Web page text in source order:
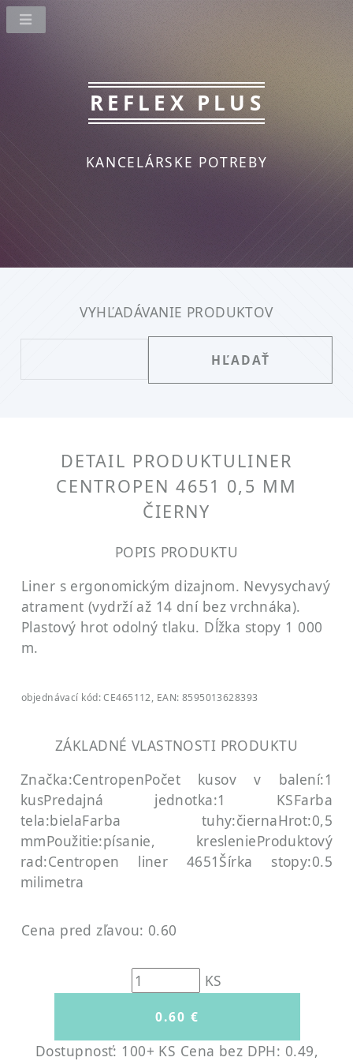
REFLEX PLUS
KANCELÁRSKE POTREBY
VYHĽADÁVANIE PRODUKTOV
DETAIL PRODUKTU LINER
CENTROPEN 4651 0,5 MM
ČIERNY
POPIS PRODUKTU
Liner s ergonomickým dizajnom. Nevysychavý
atrament (vydrží až 14 dní bez vrchnáka).
Plastový hrot odolný tlaku. Dĺžka stopy 1 000
m.
objednávací kód: CE465112, EAN: 8595013628393
ZÁKLADNÉ VLASTNOSTI PRODUKTU
Značka:CentropenPočet kusov v balení:1
kusPredajná jednotka:1 KSFarba
tela:bielaFarba tuhy:čiernaHrot:0,5
mmPoužitie:písanie, kreslenieProduktový
rad:Centropen liner 4651 Šírka stopy:0.5
milimetra
Cena pred zľavou: 0.60
KS
Dostupnosť: 100+ KS Cena bez DPH: 0.49,